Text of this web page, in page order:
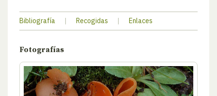
Bibliografía | Recogidas | Enlaces
Fotografías